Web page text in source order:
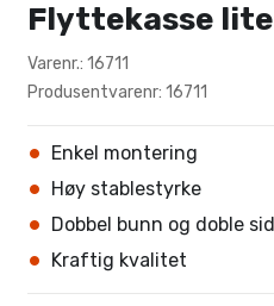
Flyttekasse
Varenr.: 16711
Produsentvarenr: 16711
Enkel montering
Høy stablestyrke
Dobbel bunn og doble
Kraftig kvalitet